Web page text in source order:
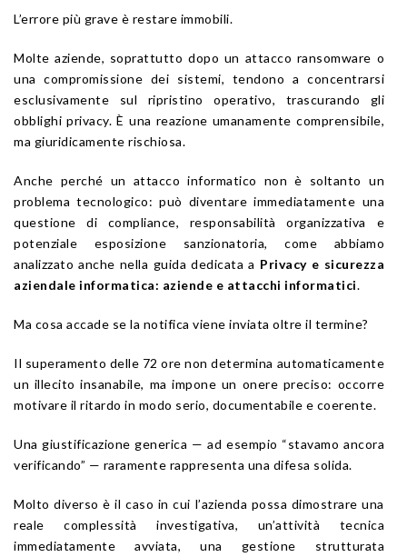
L’errore più grave è restare immobili.
Molte aziende, soprattutto dopo un attacco ransomware o
una compromissione dei sistemi, tendono a concentrarsi
esclusivamente sul ripristino operativo, trascurando gli
obblighi privacy. È una reazione umanamente comprensibile,
ma giuridicamente rischiosa.
Anche perché un attacco informatico non è soltanto un
problema tecnologico: può diventare immediatamente una
questione di compliance, responsabilità organizzativa e
potenziale esposizione sanzionatoria, come abbiamo
analizzato anche nella guida dedicata a Privacy e sicurezza
aziendale informatica: aziende e attacchi informatici.
Ma cosa accade se la notifica viene inviata oltre il termine?
Il superamento delle 72 ore non determina automaticamente
un illecito insanabile, ma impone un onere preciso: occorre
motivare il ritardo in modo serio, documentabile e coerente.
Una giustificazione generica — ad esempio “stavamo ancora
verificando” — raramente rappresenta una difesa solida.
Molto diverso è il caso in cui l’azienda possa dimostrare una
reale complessità investigativa, un’attività tecnica
immediatamente avviata, una gestione strutturata